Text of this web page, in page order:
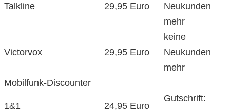
Talkline 29,95 Euro
Neukunden
mehr
Victorvox 29,95 Euro
keine
Neukunden
mehr
Mobilfunk-Discounter
1&1 24,95 Euro
Gutschrift: